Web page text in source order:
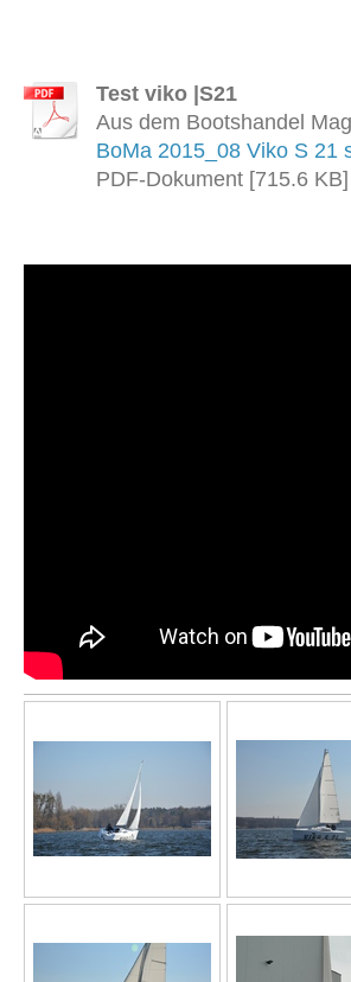
Test viko |S21
Aus dem Bootshandel
BoMa 2015_08 Viko S 21
PDF-Dokument [715.6 KB]